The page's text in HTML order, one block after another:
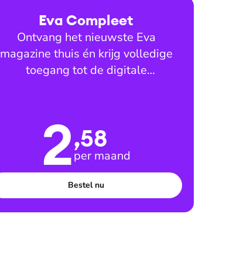
Eva Compleet
Ontvang het nieuwste Eva
magazine thuis én krijg volledige
toegang tot de digitale
2,58
per maand
Bestel nu